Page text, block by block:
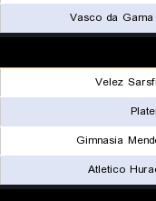
Vasco da
Velez
Gimnasia
Atletico